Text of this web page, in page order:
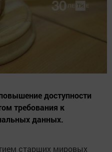
доступности
требования к
данных.
старших мировых